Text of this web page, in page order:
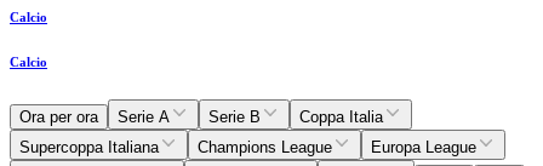
Calcio
Calcio
Ora per ora Serie A Serie B
Coppa Italia
Supercoppa Italiana
Champions League
Europa League